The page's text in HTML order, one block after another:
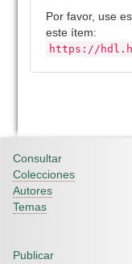
Por favor, use
este ítem:
https://
Consultar
Colecciones
Autores
Temas
Publicar